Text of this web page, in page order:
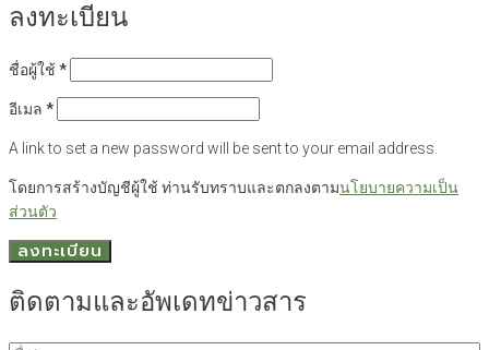
ลงทะเบียน
ชื่อผู้ใช้ *ต้องการ
อีเมล *ต้องการ
A link to set a new password will be sent to your email address.
โดยการสร้างบัญชีผู้ใช้ ท่านรับทราบและตกลงตามนโยบายความเป็น
ส่วนตัว
ลงทะเบียน
ติดตามและอัพเดทข่าวสาร